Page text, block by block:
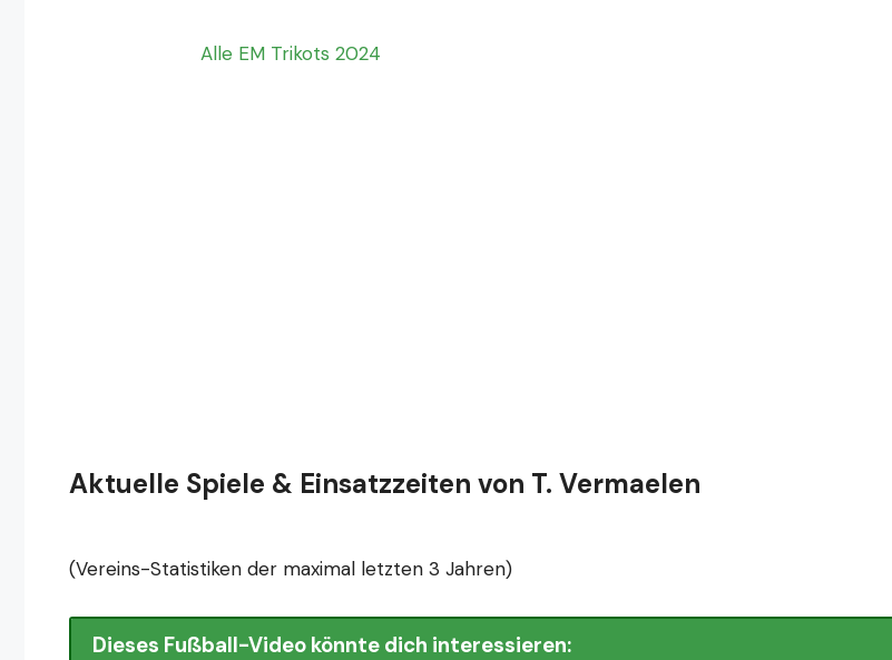
Alle EM Trikots 2024
Aktuelle Spiele & Einsatzzeiten von T. Vermaelen
(Vereins-Statistiken der maximal letzten 3 Jahren)
Dieses Fußball-Video könnte dich interessieren: